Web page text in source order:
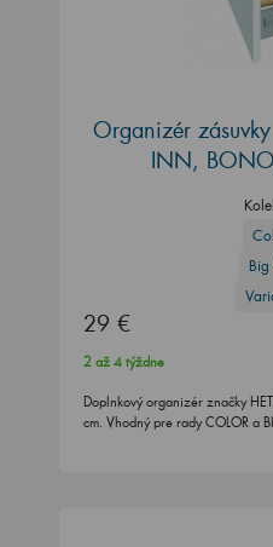
Organizér
INN,
Big
29 €
2 až 4 týždne
Doplnkový organizér značky
cm. Vhodný pre rady COLOR a